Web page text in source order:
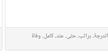
الدرجة,براتب,حتى,عند,كامل, وفاة